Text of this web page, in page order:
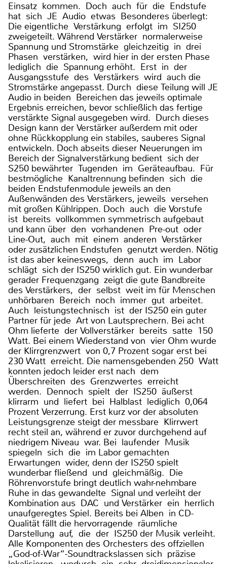
Einsatz kommen. Doch auch für die Endstufe
hat sich JE Audio etwas Besonderes überlegt:
Die eigentliche Verstärkung erfolgt im SI250
zweigeteilt. Während Verstärker normalerweise
Spannung und Stromstärke gleichzeitig in drei
Phasen verstärken, wird hier in der ersten Phase
lediglich die Spannung erhöht. Erst in der
Ausgangsstufe des Verstärkers wird auch die
Stromstärke angepasst. Durch diese Teilung will JE
Audio in beiden Bereichen das jeweils optimale
Ergebnis erreichen, bevor schließlich das fertige
verstärkte Signal ausgegeben wird. Durch dieses
Design kann der Verstärker außerdem mit oder
ohne Rückkopplung ein stabiles, sauberes Signal
entwickeln. Doch abseits dieser Neuerungen im
Bereich der Signalverstärkung bedient sich der
S250 bewährter Tugenden im Geräteaufbau. Für
bestmögliche Kanaltrennung befinden sich die
beiden Endstufenmodule jeweils an den
Außenwänden des Verstärkers, jeweils versehen
mit großen Kühlrippen. Doch auch die Vorstufe
ist bereits vollkommen symmetrisch aufgebaut
und kann über den vorhandenen Pre-out oder
Line-Out, auch mit einem anderen Verstärker
oder zusätzlichen Endstufen genutzt werden. Nötig
ist das aber keineswegs, denn auch im Labor
schlägt sich der IS250 wirklich gut. Ein wunderbar
gerader Frequenzgang zeigt die gute Bandbreite
des Verstärkers, der selbst weit im für Menschen
unhörbaren Bereich noch immer gut arbeitet.
Auch leistungstechnisch ist der IS250 ein guter
Partner für jede Art von Lautsprechern. Bei acht
Ohm lieferte der Vollverstärker bereits satte 150
Watt. Bei einem Wiederstand von vier Ohm wurde
der Klirrgrenzwert von 0,7 Prozent sogar erst bei
230 Watt erreicht. Die namensgebenden 250 Watt
konnten jedoch leider erst nach dem
Überschreiten des Grenzwertes erreicht
werden. Dennoch spielt der IS250 äußerst
klirrarm und liefert bei Halblast lediglich 0,064
Prozent Verzerrung. Erst kurz vor der absoluten
Leistungsgrenze steigt der messbare Klirrwert
recht steil an, während er zuvor durchgehend auf
niedrigem Niveau war. Bei laufender Musik
spiegeln sich die im Labor gemachten
Erwartungen wider, denn der IS250 spielt
wunderbar fließend und gleichmäßig. Die
Röhrenvorstufe bringt deutlich wahr-nehmbare
Ruhe in das gewandelte Signal und verleiht der
Kombination aus DAC und Verstärker ein herrlich
unaufgeregtes Spiel. Bereits bei Alben in CD-
Qualität fällt die hervorragende räumliche
Darstellung auf, die der IS250 der Musik verleiht.
Alle Komponenten des Orchesters des offziellen
„God-of-War“-Soundtrackslassen sich präzise